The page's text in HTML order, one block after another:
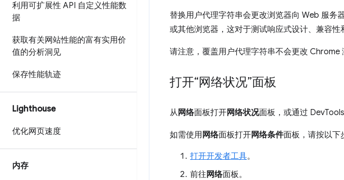
利用可扩展性 API 自定义性能数
据
获取有关网站性能的富有实用价
值的分析洞见
保存性能轨迹
Lighthouse
优化网页速度
内存
替换用户代理字符串会更改浏览器向 Web 服务
或其他浏览器，这对于测试响应式设计、兼容性
请注意，覆盖用户代理字符串不会更改 Chrome
打开“网络状况”面板
从网络面板打开网络状况面板，或通过 DevTools
如需使用 网络面板打开网络条件面板，请按以下
打开开发者工具。
前往网络面板。